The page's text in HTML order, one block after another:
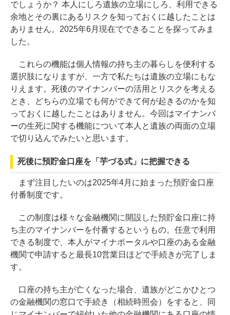
でしょうか？ 本人にしろ遺族の立場にしろ、利用できる
余地とその裏にあるリスクを知っておくに越したことは
ありません。2025年6月現在でできることを探ってみま
した。
これらの機能は個人情報の持ち主の暮らしを便利する
選択肢になりますが、一方で私たちは遺族の立場にもな
りえます。死後のマイナンバーの活用とリスクを考える
とき、どちらの立場でも何ができて何が起きるのかを知
っておくに越したことはありません。今回はマイナンバ
ーの生死に関する機能について本人と遺族の両面の立場
で切り込んでみたいと思います。
死後に預貯金口座を「芋づる式」に把握できる
まず注目したいのは2025年4月に始まった預貯金口座
付番制度です。
この制度は様々な金融機関に開設した預貯金口座に持
ち主のマイナンバーを付番するというもの。任意で利用
できる制度で、本人がマイナポータルや口座のある金融
機関で申請すると最長10営業日ほどで手続きが完了しま
す。
口座の持ち主が亡くなった場合、遺族がどこかひとつ
の金融機関の窓口で手続き（相続時照会）をすると、同